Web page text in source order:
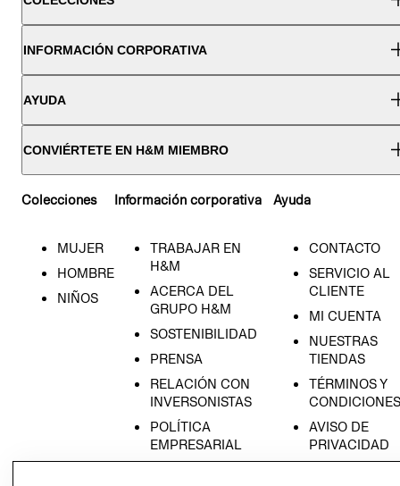
INFORMACIÓN CORPORATIVA
AYUDA
CONVIÉRTETE EN H&M MIEMBRO
Colecciones
MUJER
HOMBRE
NIÑOS
Información corporativa
TRABAJAR EN
H&M
ACERCA DEL
GRUPO H&M
SOSTENIBILIDAD
PRENSA
RELACIÓN CON
INVERSONISTAS
POLÍTICA
EMPRESARIAL
Ayuda
CONTACTO
SERVICIO AL
CLIENTE
MI CUENTA
NUESTRAS
TIENDAS
TÉRMINOS Y
CONDICIONES
AVISO DE
PRIVACIDAD